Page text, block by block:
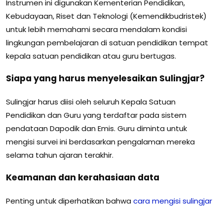
Instrumen ini digunakan Kementerian Pendidikan,
Kebudayaan, Riset dan Teknologi (Kemendikbudristek)
untuk lebih memahami secara mendalam kondisi
lingkungan pembelajaran di satuan pendidikan tempat
kepala satuan pendidikan atau guru bertugas.
Siapa yang harus menyelesaikan Sulingjar?
Sulingjar harus diisi oleh seluruh Kepala Satuan
Pendidikan dan Guru yang terdaftar pada sistem
pendataan Dapodik dan Emis. Guru diminta untuk
mengisi survei ini berdasarkan pengalaman mereka
selama tahun ajaran terakhir.
Keamanan dan kerahasiaan data
Penting untuk diperhatikan bahwa cara mengisi sulingjar